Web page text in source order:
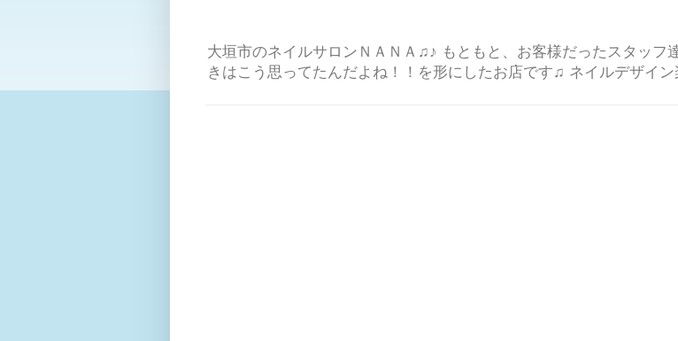
大垣市のネイルサロンＮＡＮＡ♫♪ もともと、お客様だったスタッフ
きはこう思ってたんだよね！！を形にしたお店です♫ ネイルデザイ